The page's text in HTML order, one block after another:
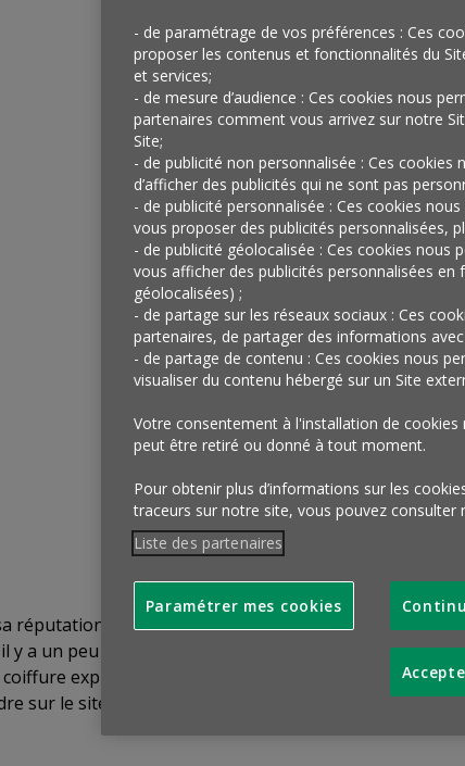
virtuel
entre
et
réputation sur la vente par abonnement de Box
y a un peu plus d’un an, pour faire découvrir et
coiffure express » ou d’un « diagnostic approfondi »,
sur le site…
- de paramétrage de vos préférences : Ces
proposer les contenus et fonctionnalités du
et services;
- de mesure d’audience : Ces cookies nous
partenaires comment vous arrivez sur notre
Site;
- de publicité non personnalisée : Ces
d’afficher des publicités qui ne sont pas
- de publicité personnalisée : Ces cookies
vous proposer des publicités personnalisées,
- de publicité géolocalisée : Ces cookies nous
vous afficher des publicités personnalisées
géolocalisées) ;
- de partage sur les réseaux sociaux : Ces
partenaires, de partager des informations
- de partage de contenu : Ces cookies nous
visualiser du contenu hébergé sur un Site
Votre consentement à l'installation de
peut être retiré ou donné à tout moment.
Pour obtenir plus d’informations sur les
traceurs sur notre site, vous pouvez consulter
Liste des partenaires
Paramétrer mes cookies